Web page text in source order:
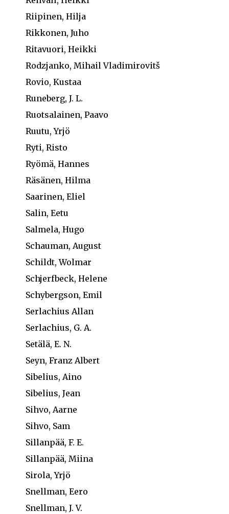
Riipinen, Hilja
Rikkonen, Juho
Ritavuori, Heikki
Rodzjanko, Mihail Vladimirovitš
Rovio, Kustaa
Runeberg, J. L.
Ruotsalainen, Paavo
Ruutu, Yrjö
Ryti, Risto
Ryömä, Hannes
Räsänen, Hilma
Saarinen, Eliel
Salin, Eetu
Salmela, Hugo
Schauman, August
Schildt, Wolmar
Schjerfbeck, Helene
Schybergson, Emil
Serlachius Allan
Serlachius, G. A.
Setälä, E. N.
Seyn, Franz Albert
Sibelius, Aino
Sibelius, Jean
Sihvo, Aarne
Sihvo, Sam
Sillanpää, F. E.
Sillanpää, Miina
Sirola, Yrjö
Snellman, Eero
Snellman, J. V.